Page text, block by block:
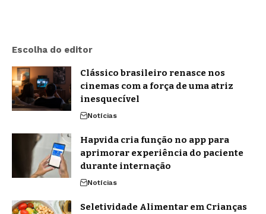
Escolha do editor
Clássico brasileiro renasce nos
cinemas com a força de uma atriz
inesquecível
Notícias
Hapvida cria função no app para
aprimorar experiência do paciente
durante internação
Notícias
Seletividade Alimentar em Crianças